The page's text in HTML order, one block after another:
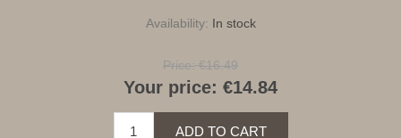
Availability: In stock
Price: €16.49
Your price: €14.84
ADD TO CART